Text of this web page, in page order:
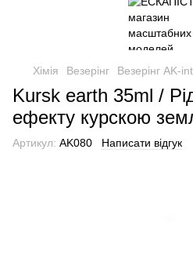
Хімія Везерінг Везерінг AK-
Kursk earth 35ml /
ефекту курскою
Артикул: AK080 Написати відгук